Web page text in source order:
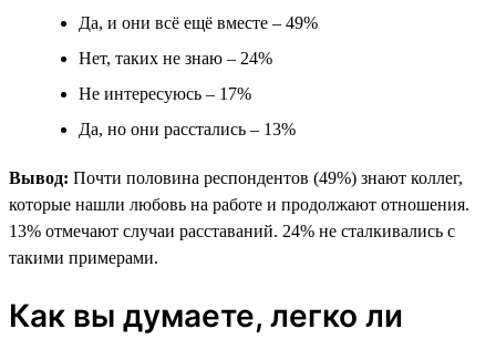
Да, и они всё ещё вместе – 49%
Нет, таких не знаю – 24%
Не интересуюсь – 17%
Да, но они расстались – 13%
Вывод: Почти половина респондентов (49%) знают коллег,
которые нашли любовь на работе и продолжают отношения.
13% отмечают случаи расставаний. 24% не сталкивались с
такими примерами.
Как вы думаете, легко ли